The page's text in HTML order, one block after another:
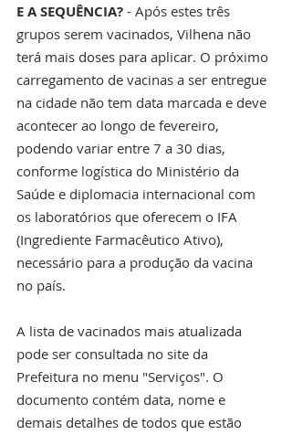
E A SEQUÊNCIA? - Após estes três
grupos serem vacinados, Vilhena não
terá mais doses para aplicar. O próximo
carregamento de vacinas a ser entregue
na cidade não tem data marcada e deve
acontecer ao longo de fevereiro,
podendo variar entre 7 a 30 dias,
conforme logística do Ministério da
Saúde e diplomacia internacional com
os laboratórios que oferecem o IFA
(Ingrediente Farmacêutico Ativo),
necessário para a produção da vacina
no país.
A lista de vacinados mais atualizada
pode ser consultada no site da
Prefeitura no menu "Serviços". O
documento contém data, nome e
demais detalhes de todos que estão